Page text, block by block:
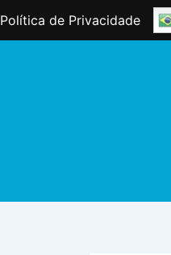
Política de Privacidade